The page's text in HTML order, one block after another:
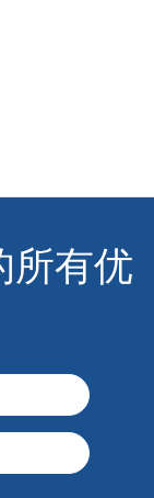
所有优